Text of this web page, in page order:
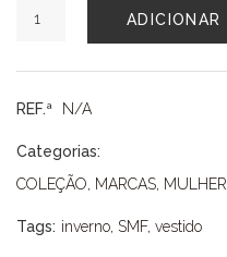
de
SMF
ADICIONAR
REF.ª N/A
Categorias:
COLEÇÃO, MARCAS, MULHER
Tags: inverno, SMF, vestido